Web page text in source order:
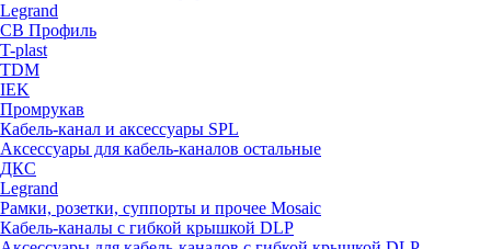
Legrand
СВ Профиль
T-plast
TDM
IEK
Промрукав
Кабель-канал и аксессуары SPL
Аксессуары для кабель-каналов остальные
ДКС
Legrand
Рамки, розетки, суппорты и прочее Mosaic
Кабель-каналы с гибкой крышкой DLP